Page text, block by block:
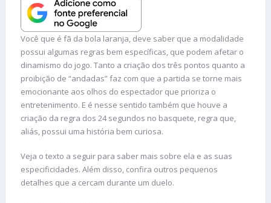
Você que é fã da bola laranja, deve saber que a modalidade
possui algumas regras bem específicas, que podem afetar o
dinamismo do jogo. Tanto a criação dos três pontos quanto a
proibição de “andadas” faz com que a partida se torne mais
emocionante aos olhos do espectador que prioriza o
entretenimento. E é nesse sentido também que houve a
criação da regra dos 24 segundos no basquete, regra que,
aliás, possui uma história bem curiosa.
Veja o texto a seguir para saber mais sobre ela e as suas
especificidades. Além disso, confira outros pequenos
detalhes que a cercam durante um duelo.